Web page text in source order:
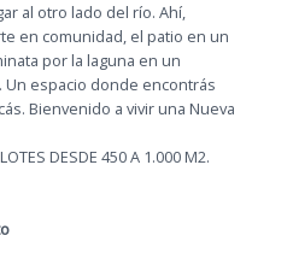
al otro lado del río. Ahí,
en comunidad, el patio en un
por la laguna en un
Un espacio donde encontrás
Bienvenido a vivir una Nueva
DESDE 450 A 1.000 M2.